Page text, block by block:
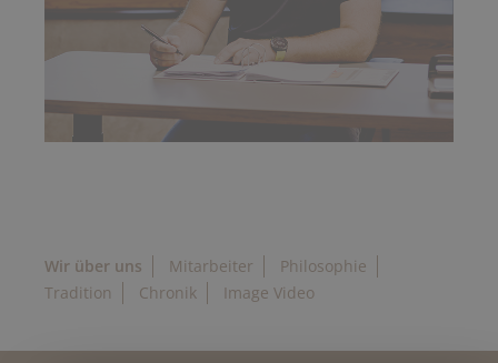
Wir über uns Mitarbeiter
Philosophie
Tradition
Chronik Image Video